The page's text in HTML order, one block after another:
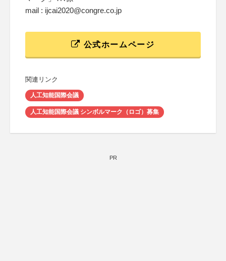
mail : ijcai2020@congre.co.jp
公式ホームページ
関連リンク
人工知能国際会議
人工知能国際会議 シンボルマーク（ロゴ）募集
PR